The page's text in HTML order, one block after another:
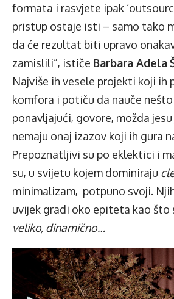
formata i rasvjete ipak
pristup ostaje isti – samo tako
da će rezultat biti upravo
zamislili”, ističe Barbara Adela
Najviše ih vesele projekti koji ih
komfora i potiču da nauče
ponavljajući, govore, možda
nemaju onaj izazov koji ih gura
Prepoznatljivi su po eklektici i
su, u svijetu kojem dominiraju
minimalizam, potpuno svoji.
uvijek gradi oko epiteta kao što
veliko, dinamično…